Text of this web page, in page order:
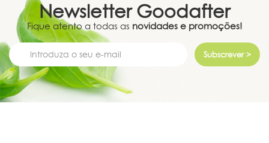
Newsletter Goodafter
Fique atento a todas as novidades e promoções!
Subscrever >